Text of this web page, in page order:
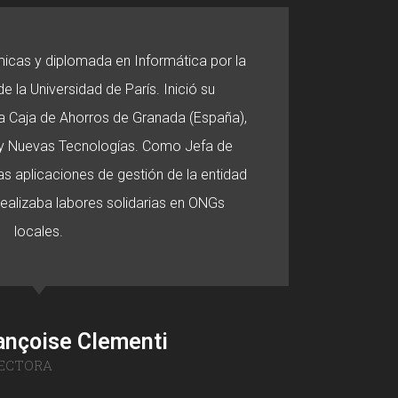
y diplomada en Informática por la
la Universidad de París. Inició su
de Ahorros de Granada (España),
Nuevas Tecnologías. Como Jefa de
aplicaciones de gestión de la entidad
labores solidarias en ONGs
locales.
Clementi